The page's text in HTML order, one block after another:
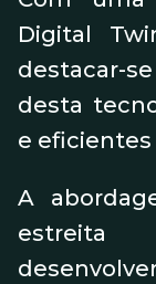
Digital
destacar-
desta
e eficientes
A
estreita